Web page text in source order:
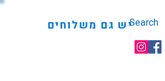
יש גם משלוחים